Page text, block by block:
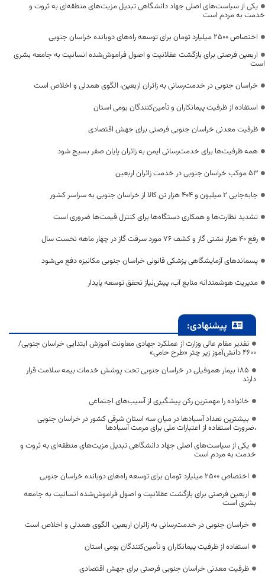
یکی از سیاست‌های اصلی جهاد دانشگاهی تبدیل مزیت‌های منطقه‌ای به ثروت و
خدمت به مردم است
اختصاص 2500 میلیارد تومان برای توسعه راه‌های دوبانده خراسان جنوبی
اربعین فرصتی برای بازگشت عقلانیت و اصول فراموش‌شده انسانیت به جامعه بشری
است
خراسان جنوبی در خدمت‌رسانی به زائران اربعین، الگوی همدلی و اخلاص است
استفاده از ظرفیت پیمانکاران و تأمین‌کنندگان بومی استان
ظرفیت معدنی خراسان جنوبی فرصتی برای جهش اقتصادی
همه ظرفیت‌ها برای خدمت‌رسانی ایمن به زائران پایان صفر بسیج شود
53 موکب خراسان جنوبی در خدمت زائران اربعین
جابه‌جایی 2 میلیون و 404 هزار تن کالا از خراسان جنوبی به سراسر کشور
تشدید نظارت‌ها و همکاری دستگاه‌ها برای کنترل قیمت‌ها ضروری است
رفع 40 هزار نشتی گاز و کشف 76 مورد سرقت گاز در چهار ماهه نخست سال
پسماندهای آزمایشگاهی پزشکی قانونی خراسان جنوبی مکانیزه دفع می‌شود
مدیریت هوشمندانه منابع آب، پیش‌نیاز تحقق توسعه پایدار
پیشنهادی:
تقدیر مقام عالی وزارت از عملکرد جهادی معاونت آموزش ابتدایی خراسان جنوبی/
۴۶۰۰ دانش‌آموز زیر چتر «طرح حامی»
۱۸۵ بیمار هموفیلی در خراسان جنوبی تحت پوشش خدمات بیمه سلامت قرار
دارند
خانواده را مهمترین رکن پیشگیری از آسیب‌های اجتماعی
بیشترین تعداد آسبادها در میان سه استان شرقی کشور در خراسان جنوبی
،ضرورت استفاده از اعتبارات ملی برای مرمت آسبادها
یکی از سیاست‌های اصلی جهاد دانشگاهی تبدیل مزیت‌های منطقه‌ای به ثروت و
خدمت به مردم است
اختصاص 2500 میلیارد تومان برای توسعه راه‌های دوبانده خراسان جنوبی
اربعین فرصتی برای بازگشت عقلانیت و اصول فراموش‌شده انسانیت به جامعه
بشری است
خراسان جنوبی در خدمت‌رسانی به زائران اربعین، الگوی همدلی و اخلاص است
استفاده از ظرفیت پیمانکاران و تأمین‌کنندگان بومی استان
ظرفیت معدنی خراسان جنوبی فرصتی برای جهش اقتصادی